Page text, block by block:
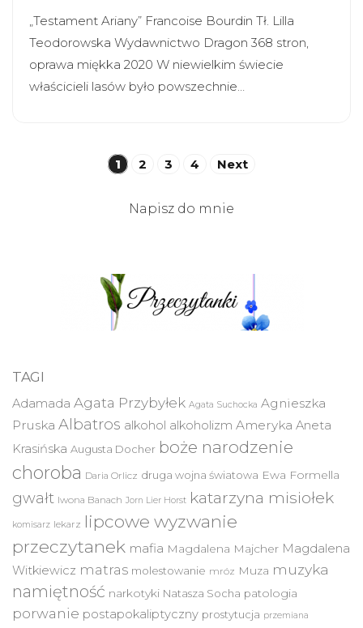
„Testament Ariany” Francoise Bourdin Tł. Lilla
Teodorowska Wydawnictwo Dragon 368 stron,
oprawa miękka 2020 W niewielkim świecie
właścicieli lasów było powszechnie…
Stronicowanie
1 2 3 4 Next
Napisz do mnie
TAGI
Adamada Agata Przybyłek Agata Suchocka Agnieszka
Pruska Albatros alkohol alkoholizm Ameryka Aneta
Krasińska Augusta Docher boże narodzenie
choroba Daria Orlicz druga wojna światowa Ewa Formella
gwałt Iwona Banach Jorn Lier Horst katarzyna misiołek
komisarz lekarz lipcowe wyzwanie
przeczytanek mafia Magdalena Majcher Magdalena
Witkiewicz matras molestowanie mróz Muza muzyka
namiętność narkotyki Natasza Socha patologia
porwanie postapokaliptyczny prostytucja przemiana